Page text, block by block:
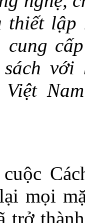
thiết
mọi
trở